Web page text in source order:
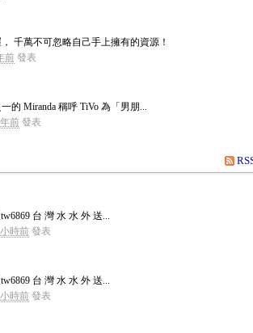
千萬不可忽略自己手上擁有的資源！
前發表
的 Miranda 稱呼 TiVo 為「男朋...
前發表
台 灣 水 水 外 送...
時前發表
台 灣 水 水 外 送...
時前發表